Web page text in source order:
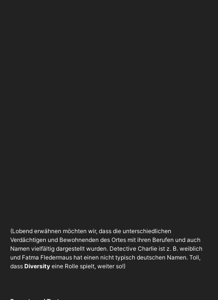
(Lobend erwähnen möchten wir, dass die unterschiedlichen
Verdächtigen und Bewohnenden des Ortes mit ihren Berufen und auch
Namen vielfältig dargestellt wurden. Detective Charlie ist z. B. weiblich
und Fatma Fledermaus hat einen nicht typisch deutschen Namen. Toll,
dass Diversityeine Rolle spielt, weiter so!)